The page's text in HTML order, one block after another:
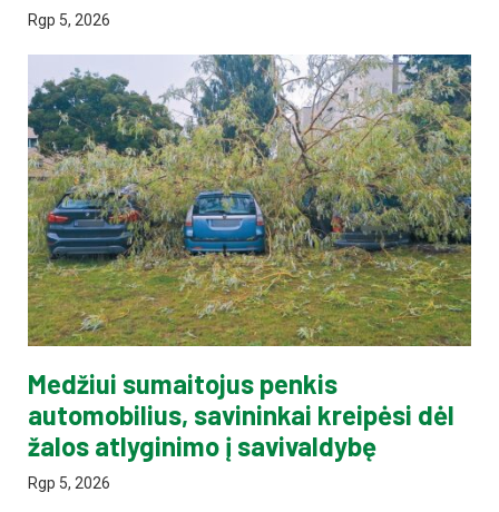
Rgp 5, 2026
Medžiui sumaitojus penkis
automobilius, savininkai kreipėsi dėl
žalos atlyginimo į savivaldybę
Rgp 5, 2026